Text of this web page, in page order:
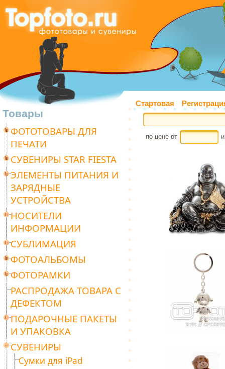
Стартовая
Товары
ФОТОТОВАРЫ ДЛЯ
ПЕЧАТИ
СУВЕНИРЫ STAR FIESTA
ЭЛЕМЕНТЫ ПИТАНИЯ И
ЗАРЯДНЫЕ
УСТРОЙСТВА
НОСИТЕЛИ
ИНФОРМАЦИИ
СУБЛИМАЦИЯ
ФОТОАЛЬБОМЫ
ФОТОРАМКИ
РАСПРОДАЖА ТОВАРА С
ДЕФЕКТОМ
ПОДАРОЧНЫЕ ПАКЕТЫ
И УПАКОВКА
СУВЕНИРЫ
Сумки для iPad
по цене от